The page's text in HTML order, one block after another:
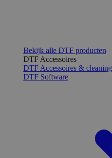
Bekijk alle DTF producten
DTF Accessoires
DTF Accessoires & cleaning
DTF Software